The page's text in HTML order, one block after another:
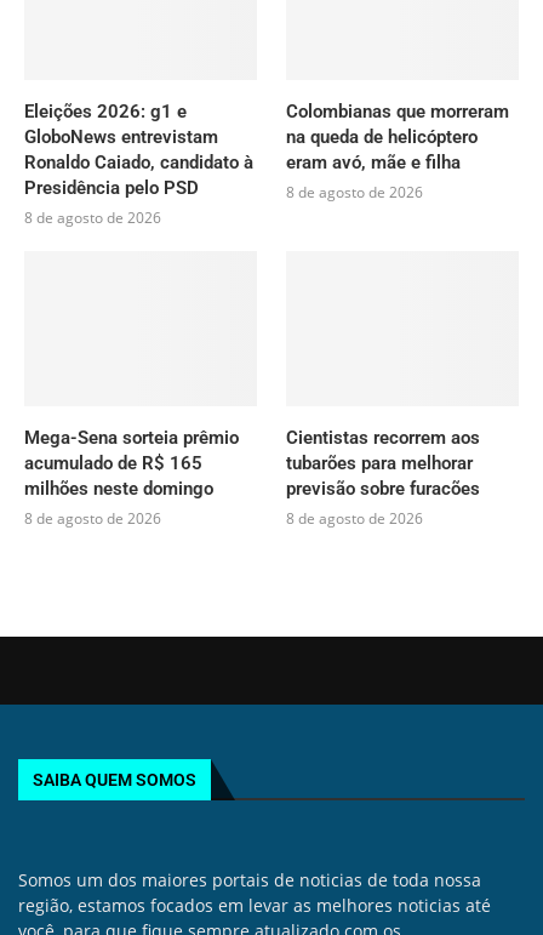
Eleições 2026: g1 e
GloboNews entrevistam
Ronaldo Caiado, candidato à
Presidência pelo PSD
8 de agosto de 2026
Colombianas que morreram
na queda de helicóptero
eram avó, mãe e filha
8 de agosto de 2026
Mega-Sena sorteia prêmio
acumulado de R$ 165
milhões neste domingo
8 de agosto de 2026
Cientistas recorrem aos
tubarões para melhorar
previsão sobre furacões
8 de agosto de 2026
SAIBA QUEM SOMOS
Somos um dos maiores portais de noticias de toda nossa
região, estamos focados em levar as melhores noticias até